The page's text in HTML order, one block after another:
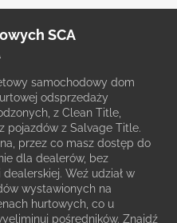
SCA
samochodowy dom
odsprzedaży
z Clean Title,
pojazdów z Salvage Title.
przez co masz dostęp do
dla dealerów, bez
Weź udział w
wystawionych na
hurtowych, co u
pośredników. Znajdź